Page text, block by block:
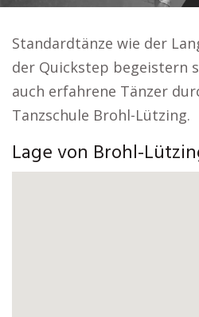
Standardtänze wie der
der Quickstep begeistern
auch erfahrene Tänzer
Tanzschule Brohl-Lützing.
Lage von Brohl-